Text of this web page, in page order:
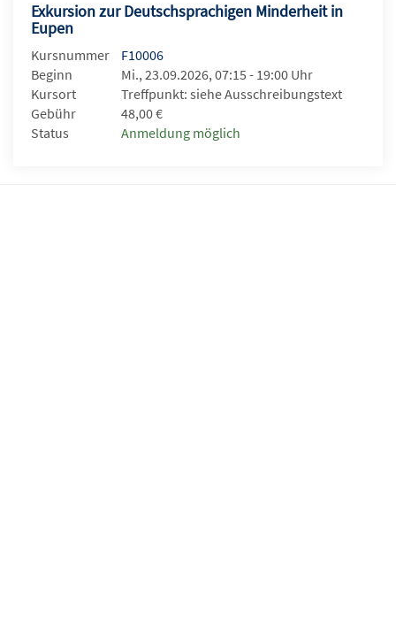
Exkursion zur Deutschsprachigen Minderheit in
Eupen
Kursnummer
F10006
Beginn
Mi., 23.09.2026, 07:15 - 19:00 Uhr
Kursort
Treffpunkt: siehe Ausschreibungstext
Gebühr
48,00 €
Status
Anmeldung möglich